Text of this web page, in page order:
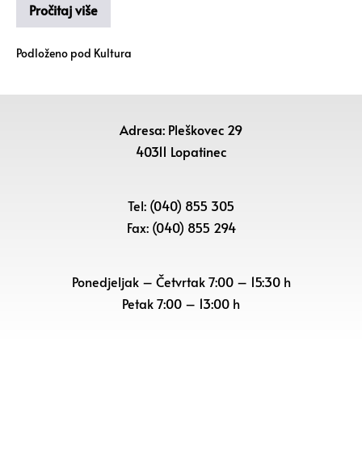
Pročitaj više
Podloženo pod Kultura
Adresa: Pleškovec 29
40311 Lopatinec
Tel: (040) 855 305
Fax: (040) 855 294
Ponedjeljak – Četvrtak 7:00 – 15:30 h
Petak7:00 – 13:00 h